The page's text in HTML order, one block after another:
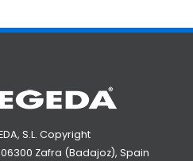
S.L. Copyright
Zafra (Badajoz), Spain